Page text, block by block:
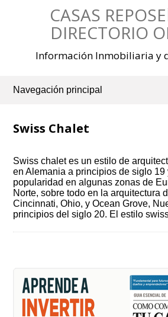
CASAS
DIRECTORIO
Información Inmobiliaria y
Navegación principal
Swiss Chalet
Swiss chalet es un estilo de
en Alemania a principios de siglo 19
popularidad en algunas zonas de
Norte, sobre todo en la arquitectura
Cincinnati, Ohio, y Ocean Grove,
principios del siglo 20. El estilo